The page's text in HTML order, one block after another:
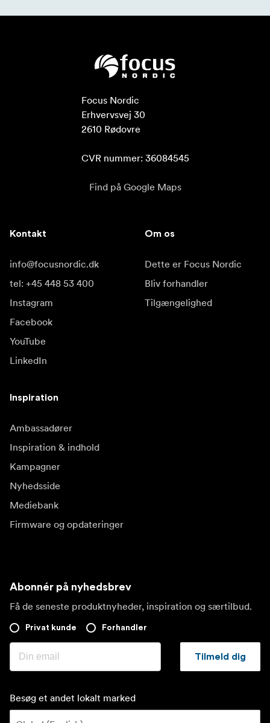
Focus Nordic
Erhvervsvej 30
2610 Rødovre
CVR nummer: 36084545
Find på Google Maps
Kontakt
info@focusnordic.dk
tel: +45 448 53 400
Instagram
Facebook
YouTube
LinkedIn
Om os
Dette er Focus Nordic
Bliv forhandler
Tilgængelighed
Inspiration
Ambassadører
Inspiration & indhold
Kampagner
Nyhedsside
Mediebank
Firmware og opdateringer
Abonnér på nyhedsbrev
Få de seneste produktnyheder, inspiration og særtilbud.
Privat kunde Forhandler
Tilmeld dig
Besøg et andet lokalt marked